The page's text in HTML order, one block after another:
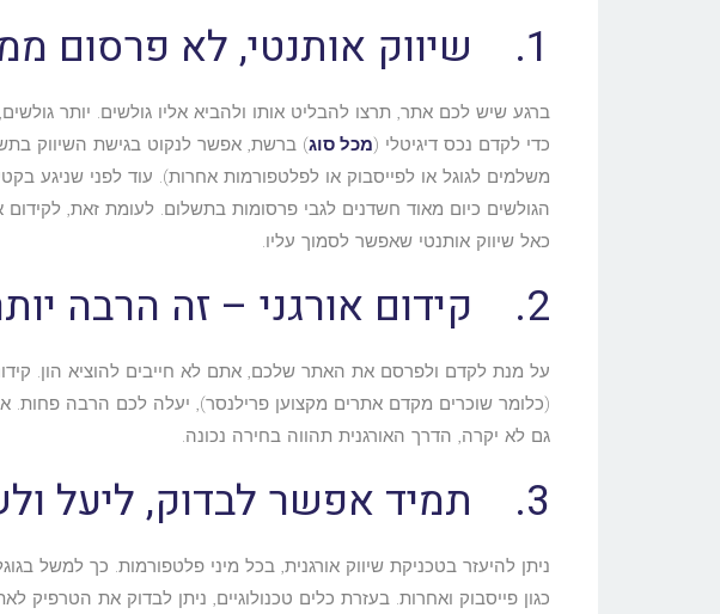
1. שיווק אותנטי, לא פרסום ממומן
ברגע שיש לכם אתר, תרצו להבליט אותו ולהביא אליו גולשים. יותר
כדי לקדם נכס דיגיטלי (מכל סוג) ברשת, אפשר לנקוט בגישת השיווק
משלמים לגוגל או לפייסבוק או לפלטפורמות אחרות). עוד לפני שניגע
הגולשים כיום מאוד חשדנים לגבי פרסומות בתשלום. לעומת זאת,
כאל שיווק אותנטי שאפשר לסמוך עליו.
2. קידום אורגני – זה הרבה יותר זול
על מנת לקדם ולפרסם את האתר שלכם, אתם לא חייבים להוציא הון. קידום
(כלומר שוכרים מקדם אתרים מקצוען פרילנסר), יעלה לכם הרבה
גם לא יקרה, הדרך האורגנית תהווה בחירה נכונה.
3. תמיד אפשר לבדוק, ליעל ולשפר
כגון פייסבוק ואחרות. בעזרת כלים טכנולוגיים, ניתן לבדוק את